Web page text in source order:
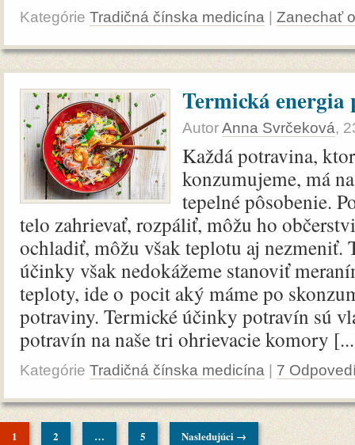
Kategórie Tradičná čínska medicína Zanechať
Termická energia
AutorAnna Svrčeková,
Každá potravina,
konzumujeme, má
tepelné pôsobenie.
telo zahrievať, rozpáliť, môžu ho
ochladiť, môžu však teplotu aj nezmeniť.
účinky však nedokážeme stanoviť
teploty, ide o pocit aký máme po
potraviny. Termické účinky potravín sú
potravín na naše tri ohrievacie komory
Kategórie Tradičná čínska medicína 7
1 2 … 5 Nasledujúci →